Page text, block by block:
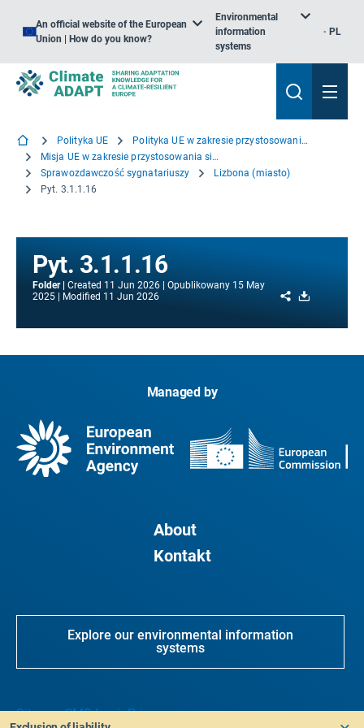
An official website of the European
Union | How do you know?
Environmental
information
systems
PL
Polityka UE
Polityka UE w zakresie przystosowania się do zmiany klimatu
Misja UE w zakresie przystosowania się do zmiany klimatu
Sprawozdawczość sygnatariuszy
Lizbona (miasto)
Pyt. 3.1.1.16
Pyt. 3.1.1.16
Folder Created 11 Jun 2026 Opublikowany 15 May
2025
Modified 11 Jun 2026 Share
Managed by
About
Kontakt
Explore our environmental information
systems
SitemapCMS LoginPrivacy